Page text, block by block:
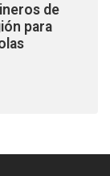
de
para